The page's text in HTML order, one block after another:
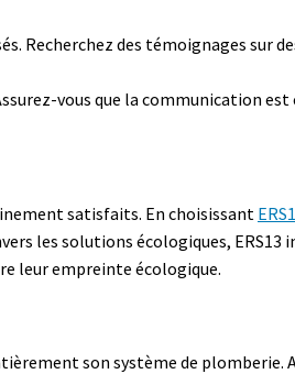
Recherchez des témoignages sur
vous que la communication est
satisfaits. En choisissant
les solutions écologiques, ERS13
leur empreinte écologique.
son système de plomberie.